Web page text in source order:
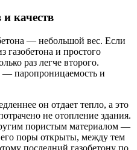
качеств
— небольшой вес. Если
газобетона и простого
раз легче второго.
— паропроницаемость и
он отдает тепло, а это
не отопление здания.
пористым материалом —
поры открыты, между тем
последний газобетону по